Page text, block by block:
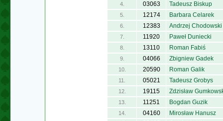
4. 03063 Tadeusz Biskup
5. 12174 Barbara Celarek
6. 12383 Andrzej Chodowski
7. 11920 Paweł Duniecki
8. 13110 Roman Fabiś
9. 04066 Zbigniew Gadek
10. 20590 Roman Galik
11. 05021 Tadeusz Grobys
12. 19115 Zdzisław
13. 11251 Bogdan Guzik
14. 04160 Mirosław Hanusz